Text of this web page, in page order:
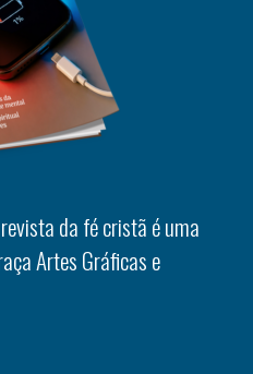
da fé cristã é uma
Artes Gráficas e